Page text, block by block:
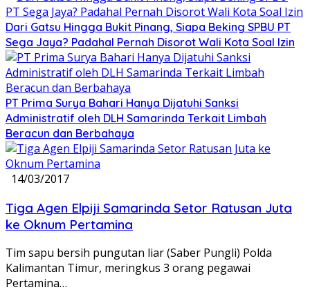
Dari Gatsu Hingga Bukit Pinang, Siapa Beking SPBU PT
Sega Jaya? Padahal Pernah Disorot Wali Kota Soal Izin
PT Prima Surya Bahari Hanya Dijatuhi Sanksi
Administratif oleh DLH Samarinda Terkait Limbah
Beracun dan Berbahaya
14/03/2017
Tiga Agen Elpiji Samarinda Setor Ratusan Juta
ke Oknum Pertamina
Tim sapu bersih pungutan liar (Saber Pungli) Polda
Kalimantan Timur, meringkus 3 orang pegawai
Pertamina…